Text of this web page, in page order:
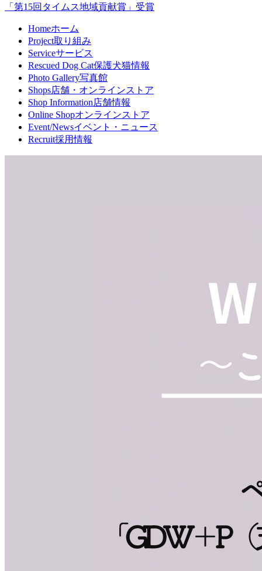
「第15回タイムス地域貢献賞」受賞
Homeホーム
Project取り組み
Serviceサービス
Rescued Dog Cat保護犬猫情報
Photo Gallery写真館
Shops店舗・オンラインストア
Shop Information店舗情報
Online Shopオンラインストア
Event/Newsイベント・ニュース
Recruit採用情報